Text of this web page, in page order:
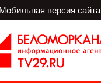
Мобильная версия сайта